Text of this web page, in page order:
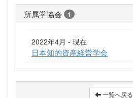
所属学協会 1
2022年4月 - 現在
日本知的資産経営学会
一覧へ戻る